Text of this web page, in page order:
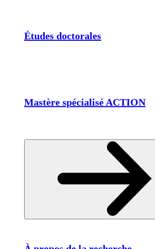
Études doctorales
Mastère spécialisé ACTION